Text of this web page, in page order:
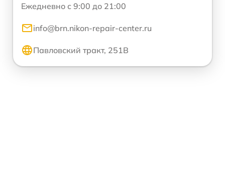
Ежедневно с 9:00 до 21:00
info@brn.nikon-repair-center.ru
Павловский тракт, 251В